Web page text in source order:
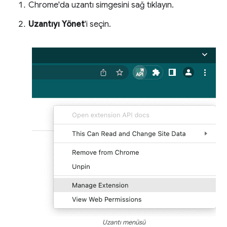
Chrome'da uzantı simgesini sağ tıklayın.
Uzantıyı Yönet'i seçin.
Uzantı menüsü